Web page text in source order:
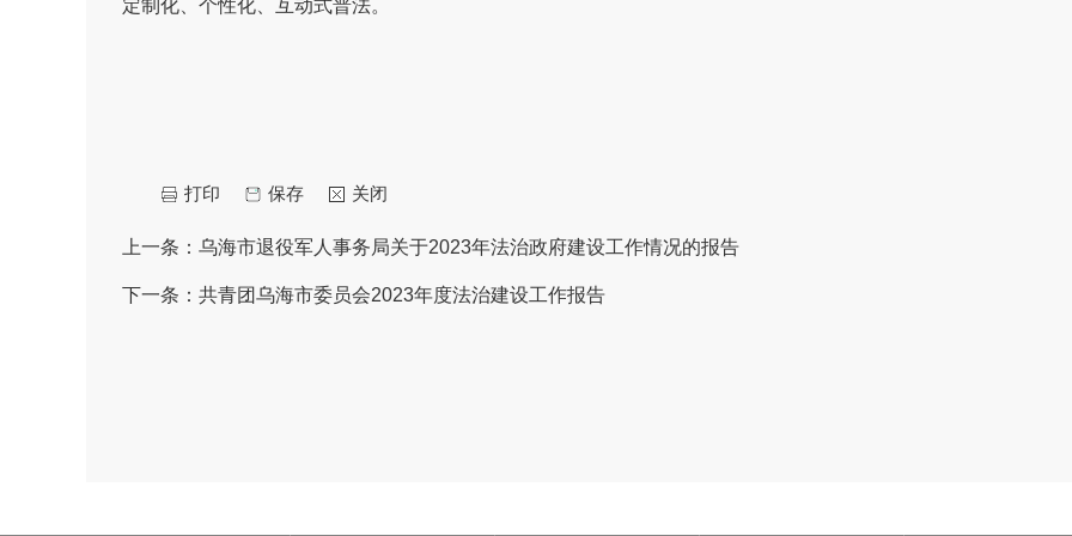
定制化、个性化、互动式普法。
关闭
保存
打印
上一条： 乌海市退役军人事务局关于2023年法治政府建设工作情况的报告
下一条： 共青团乌海市委员会2023年度法治建设工作报告